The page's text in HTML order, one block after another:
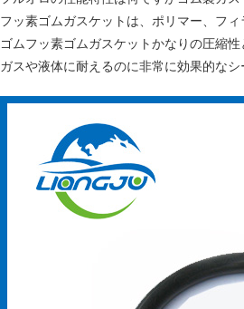
フッ素ゴムガスケット は、ポリマー、フ
ゴムフッ素ゴムガスケットかなりの圧縮性
ガスや液体に耐えるのに非常に効果的な